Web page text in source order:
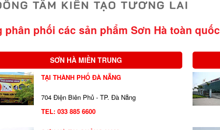
phân phối các sản phẩm Sơn Hà toàn quốc
SƠN HÀ MIỀN TRUNG
TẠI THÀNH PHỐ ĐÀ NẴNG
704 Điện Biên Phủ - TP. Đà Nẵng
TEL: 033 885 6600